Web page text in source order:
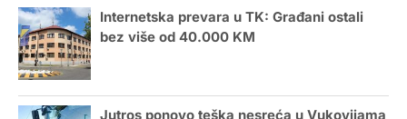
Internetska prevara u TK: Građani ostali
bez više od 40.000 KM
Jutros ponovo teška nesreća u Vukovijama